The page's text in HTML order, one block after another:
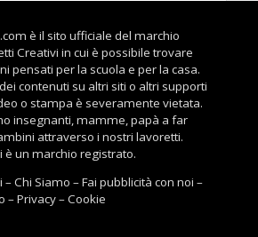
è il sito ufficiale del marchio
Creativi in cui è possibile trovare
pensati per la scuola e per la casa.
contenuti su altri siti o altri supporti
o stampa è severamente vietata.
insegnanti, mamme, papà a far
attraverso i nostri lavoretti.
è un marchio registrato.
–Chi Siamo –Fai pubblicità con noi –
–Privacy–Cookie